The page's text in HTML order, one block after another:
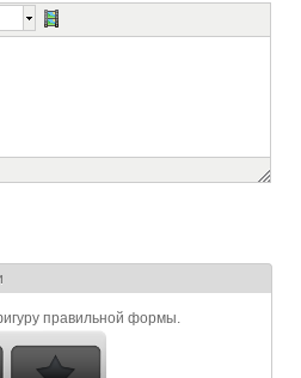
правильной формы.